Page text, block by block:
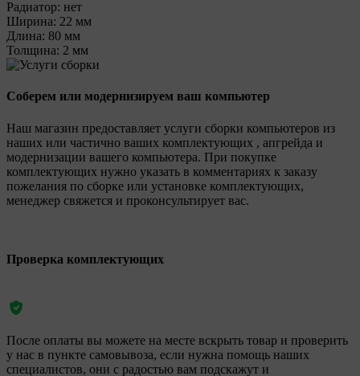
Радиатор: нет
Ширина: 22 мм
Длина: 80 мм
Толщина: 2 мм
Соберем или модернизируем ваш компьютер
Наш магазин предоставляет услуги сборки компьютеров из
наших или частично ваших комплектующих , апгрейда и
модернизации вашего компьютера. При покупке
комплектующих нужно указать в комментариях к заказу
пожелания по сборке или установке комплектующих,
менеджер свяжется и проконсультирует вас.
Проверка комплектующих
После оплаты вы можете на месте вскрыть товар и проверить
у нас в пункте самовывоза, если нужна помощь наших
специалистов, они с радостью вам подскажут и